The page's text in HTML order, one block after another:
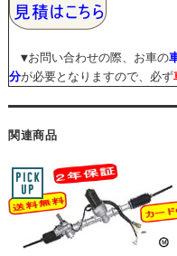
▼お問い合わせの際、お車の
分が必要となりますので、必ず
関連商品